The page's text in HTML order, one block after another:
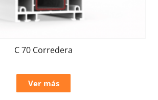
C 70 Corredera